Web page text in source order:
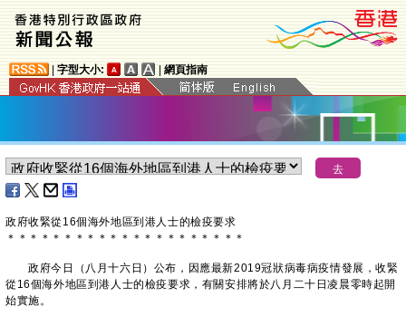
字型大小: 網頁指南
政府收緊從16個海外地區到港人士的檢疫要求
＊ ＊ ＊ ＊ ＊ ＊ ＊ ＊ ＊ ＊ ＊ ＊ ＊ ＊ ＊ ＊ ＊ ＊ ＊ ＊ ＊
​政府今日（八月十六日）公布，因應最新2019冠狀病毒病疫情發展，收緊
從16個海外地區到港人士的檢疫要求，有關安排將於八月二十日凌晨零時起開
始實施。